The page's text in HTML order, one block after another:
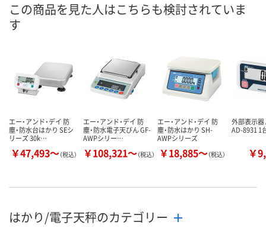
お届け日
カゴへ カゴへ カ
この商品を見た人はこちらも検討されていま
す
エー・アンド・デイ 防
塵・防水台はかり SEシ
リーズ 30k…
￥47,493～（税込）
エー・アンド・デイ 防
塵・防水電子天びん GF-
AWPシリー…
￥108,321～（税込）
エー・アンド・デイ 防
塵・防水はかり SH-
AWPシリーズ
￥18,885～（税込）
外部表示器
AD-8931 1
￥
はかり/電子天秤のカテゴリー